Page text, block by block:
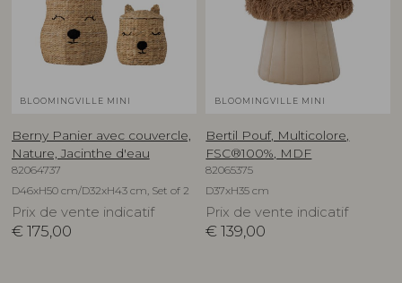
BLOOMINGVILLE MINI
Berny Panier avec couvercle,
Nature, Jacinthe d'eau
82064737
D46xH50 cm/D32xH43 cm, Set of 2
Prix de vente indicatif
€ 175,00
BLOOMINGVILLE MINI
Bertil Pouf, Multicolore,
FSC®100%, MDF
82065375
D37xH35 cm
Prix de vente indicatif
€ 139,00